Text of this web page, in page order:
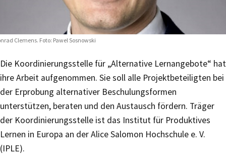
Clemens. Foto: Pawel Sosnowski
Die Koordinierungsstelle für „Alternative Lernangebote“ hat
ihre Arbeit aufgenommen. Sie soll alle Projektbeteiligten bei
der Erprobung alternativer Beschulungsformen
unterstützen, beraten und den Austausch fördern. Träger
der Koordinierungsstelle ist das Institut für Produktives
Lernen in Europa an der Alice Salomon Hochschule e. V.
(IPLE).